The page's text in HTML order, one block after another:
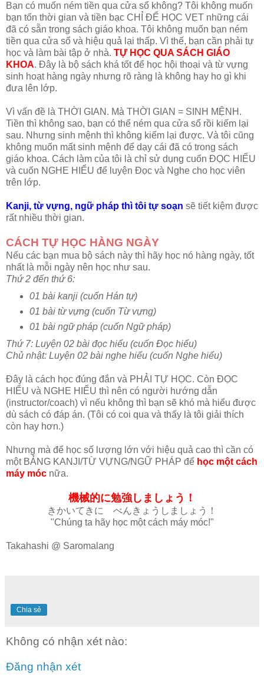
Bạn có muốn ném tiền qua cửa sổ không? Tôi không muốn
bạn tốn thời gian và tiền bạc CHỈ ĐỂ HỌC VẸT những cái
đã có sẵn trong sách giáo khoa. Tôi không muốn bạn ném
tiền qua cửa sổ và hiệu quả lại thấp. Vì thế, bạn cần phải tự
học và làm bài tập ở nhà. TỰ HỌC QUA SÁCH GIÁO
KHOA. Đây là bộ sách khá tốt để học hội thoại và từ vựng
sinh hoạt hàng ngày nhưng rõ ràng là không hay ho gì khi
đưa lên lớp.
Vì vấn đề là THỜI GIAN. Mà THỜI GIAN = SINH MỆNH.
Tiền thì không sao, bạn có thể ném qua cửa sổ rồi kiếm lại
sau. Nhưng sinh mệnh thì không kiếm lại được. Và tôi cũng
không muốn mất sinh mệnh để dạy cái đã có trong sách
giáo khoa. Cách làm của tôi là chỉ sử dụng cuốn ĐỌC HIỂU
và cuốn NGHE HIỂU để luyện Đọc và Nghe cho học viên
trên lớp.
Kanji, từ vựng, ngữ pháp thì tôi tự soạn sẽ tiết kiệm được
rất nhiều thời gian.
CÁCH TỰ HỌC HÀNG NGÀY
Nếu các bạn mua bộ sách này thì hãy học nó hàng ngày, tốt
nhất là mỗi ngày nên học như sau.
Thứ 2 đến thứ 6:
01 bài kanji (cuốn Hán tự)
01 bài từ vựng (cuốn Từ vựng)
01 bài ngữ pháp (cuốn Ngữ pháp)
Thứ 7: Luyện 02 bài đọc hiểu (cuốn Đọc hiểu)
Chủ nhật: Luyện 02 bài nghe hiểu (cuốn Nghe hiểu)
Đây là cách học đúng đắn và PHẢI TỰ HỌC. Còn ĐỌC
HIỂU và NGHE HIỂU thì nên có người hướng dẫn
(instructor/coach) vì nếu không thì bạn sẽ khó mà hiểu được
dù sách có đáp án. (Tôi có coi qua và thấy là tôi giải thích
còn hay hơn.)
Nhưng mà để học số lượng lớn với hiệu quả cao thì cần có
một BẢNG KANJI/TỪ VỰNG/NGỮ PHÁP để học một cách
máy móc nữa.
機械的に勉強しましょう！
きかいてきに べんきょうしましょう！
"Chúng ta hãy học một cách máy móc!"
Takahashi @ Saromalang
Chia sẻ
Không có nhận xét nào:
Đăng nhận xét